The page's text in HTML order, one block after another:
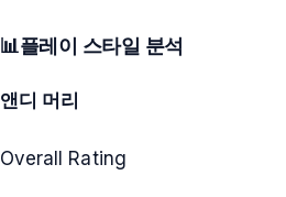
📊플레이 스타일 분석
앤디 머리
Overall Rating